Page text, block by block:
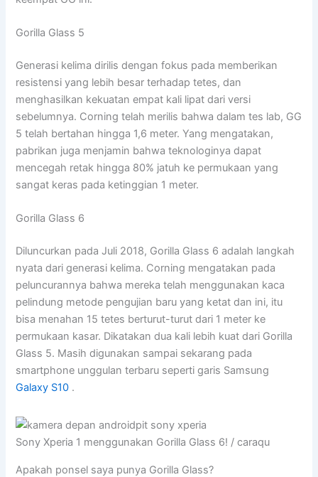
Gorilla Glass 5
Generasi kelima dirilis dengan fokus pada memberikan
resistensi yang lebih besar terhadap tetes, dan
menghasilkan kekuatan empat kali lipat dari versi
sebelumnya. Corning telah merilis bahwa dalam tes lab, GG
5 telah bertahan hingga 1,6 meter. Yang mengatakan,
pabrikan juga menjamin bahwa teknologinya dapat
mencegah retak hingga 80% jatuh ke permukaan yang
sangat keras pada ketinggian 1 meter.
Gorilla Glass 6
Diluncurkan pada Juli 2018, Gorilla Glass 6 adalah langkah
nyata dari generasi kelima. Corning mengatakan pada
peluncurannya bahwa mereka telah menggunakan kaca
pelindung metode pengujian baru yang ketat dan ini, itu
bisa menahan 15 tetes berturut-turut dari 1 meter ke
permukaan kasar. Dikatakan dua kali lebih kuat dari Gorilla
Glass 5. Masih digunakan sampai sekarang pada
smartphone unggulan terbaru seperti garis Samsung
Galaxy S10 .
Sony Xperia 1 menggunakan Gorilla Glass 6! / caraqu
Apakah ponsel saya punya Gorilla Glass?